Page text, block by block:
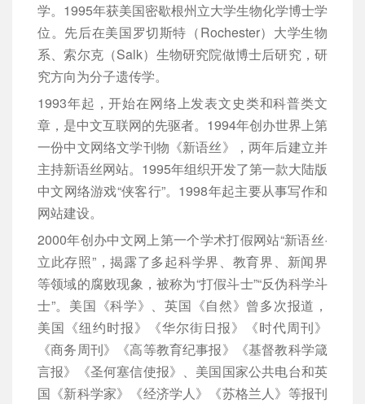
学。1995年获美国密歇根州立大学生物化学博士学
位。先后在美国罗切斯特（Rochester）大学生物
系、索尔克（Salk）生物研究院做博士后研究，研
究方向为分子遗传学。
1993年起，开始在网络上发表文史类和科普类文
章，是中文互联网的先驱者。1994年创办世界上第
一份中文网络文学刊物《新语丝》，两年后建立并
主持新语丝网站。1995年组织开发了第一款大陆版
中文网络游戏“侠客行”。1998年起主要从事写作和
网站建设。
2000年创办中文网上第一个学术打假网站“新语丝·
立此存照”，揭露了多起科学界、教育界、新闻界
等领域的腐败现象，被称为“打假斗士”“反伪科学斗
士”。美国《科学》、英国《自然》曾多次报道，
美国《纽约时报》《华尔街日报》《时代周刊》
《商务周刊》《高等教育纪事报》《基督教科学箴
言报》《圣何塞信使报》、美国国家公共电台和英
国《新科学家》《经济学人》《苏格兰人》等报刊